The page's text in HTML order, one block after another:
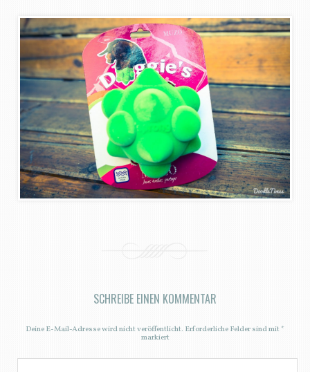
SCHREIBE EINEN KOMMENTAR
Deine E-Mail-Adresse wird nicht veröffentlicht. Erforderliche Felder sind mit*
markiert